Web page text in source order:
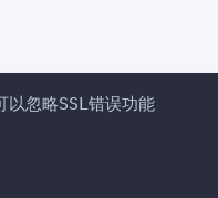
忽略SSL错误功能